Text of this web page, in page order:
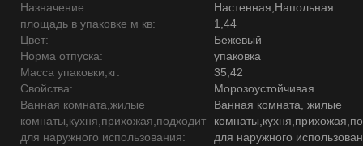
Назначение:
Настенная,Напольная
площадь в упаковке м кв:
1,44
Цвет:
Бежевый
Норма отпуска:
упаковка
Масса упаковки,кг:
35,42
Свойства:
Морозоустойчивая
Ванная комната,жилые
комнаты,кухня,прихожая,подходит
для наружного использования:
Ванная комната, жилые
для наружного